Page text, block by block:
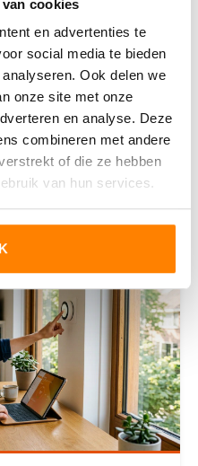
cookies
en advertenties te
social media te bieden
Ook delen we
onze site met onze
en analyse. Deze
combineren met andere
of die ze hebben
van hun services.
woningen groeitDe
druk. Prijzen zijn
gestegen, en de